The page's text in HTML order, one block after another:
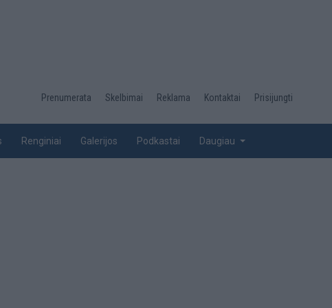
Desktop
top
Prenumerata Skelbimai Reklama Kontaktai Prisijungti
Renginiai Galerijos Podkastai Daugiau